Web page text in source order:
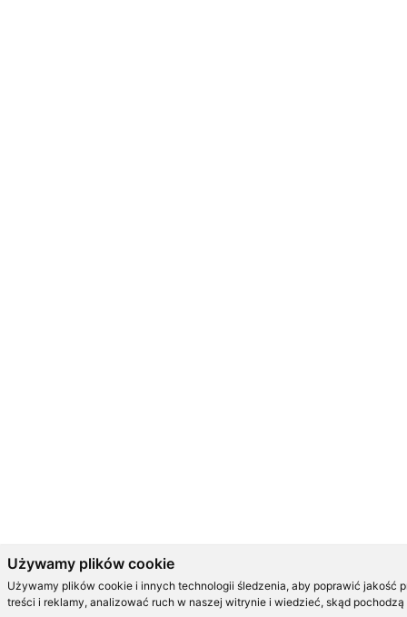
Używamy plików cookie
Używamy plików cookie i innych technologii śledzenia, aby poprawić jakość
treści i reklamy, analizować ruch w naszej witrynie i wiedzieć, skąd